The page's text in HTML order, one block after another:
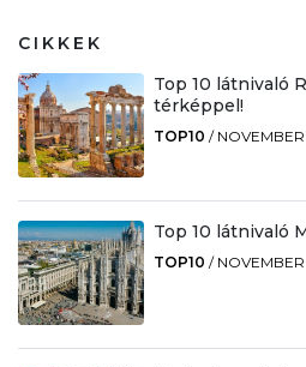
CIKKEK
Top 10 látnivaló
térképpel!
TOP10 /
Top 10 látnivaló
TOP10 / NOVEMBER